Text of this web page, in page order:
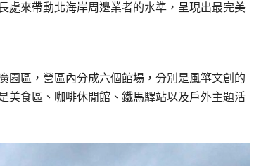
處來帶動北海岸周邊業者的水準，呈現出最完美
園區，營區內分成六個館場，分別是風箏文創的
美食區、咖啡休閒館、鐵馬驛站以及戶外主題活